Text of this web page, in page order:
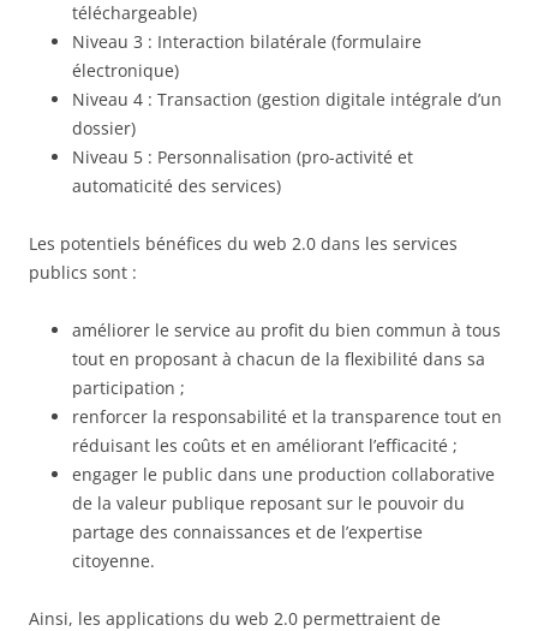
téléchargeable)
Niveau 3 : Interaction bilatérale (formulaire
électronique)
Niveau 4 : Transaction (gestion digitale intégrale d’un
dossier)
Niveau 5 : Personnalisation (pro-activité et
automaticité des services)
Les potentiels bénéfices du web 2.0 dans les services
publics sont :
améliorer le service au profit du bien commun à tous
tout en proposant à chacun de la flexibilité dans sa
participation ;
renforcer la responsabilité et la transparence tout en
réduisant les coûts et en améliorant l’efficacité ;
engager le public dans une production collaborative
de la valeur publique reposant sur le pouvoir du
partage des connaissances et de l’expertise
citoyenne.
Ainsi, les applications du web 2.0 permettraient de